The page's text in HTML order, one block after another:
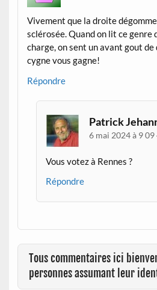
Vivement que la droite
sclérosée. Quand on lit ce genre
charge, on sent un avant gout
cygne vous gagne!
Répondre
Patrick
6 mai 2024 à 9
Vous votez à Rennes ?
Répondre
Tous commentaires ici
personnes assumant leur